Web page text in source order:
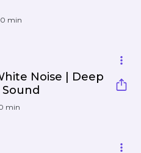
min
Noise | Deep
min